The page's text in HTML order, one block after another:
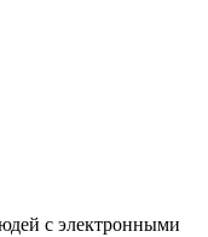
с электронными